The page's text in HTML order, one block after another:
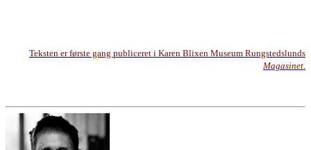
Teksten er første gang publiceret i Karen Blixen Museum Rungstedslunds
Magasinet.